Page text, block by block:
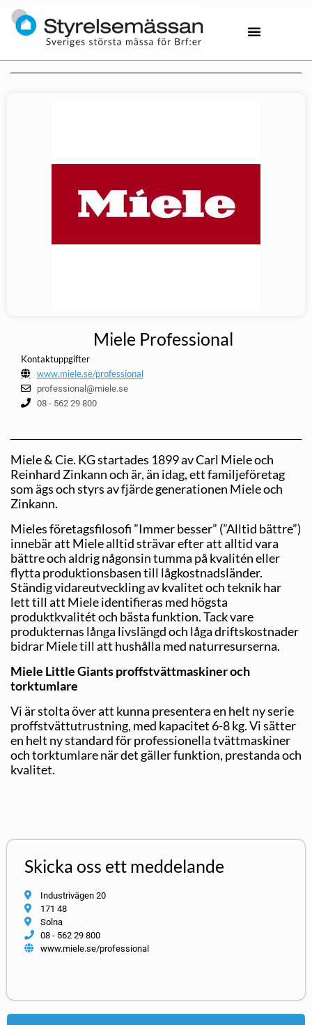
Miele Professional
Kontaktuppgifter
www.miele.se/professional
professional@miele.se
08 - 562 29 800
Miele & Cie. KG startades 1899 av Carl Miele och
Reinhard Zinkann och är, än idag, ett familjeföretag
som ägs och styrs av fjärde generationen Miele och
Zinkann.
Mieles företagsfilosofi ”Immer besser” (”Alltid bättre”)
innebär att Miele alltid strävar efter att alltid vara
bättre och aldrig någonsin tumma på kvalitén eller
flytta produktionsbasen till lågkostnadsländer.
Ständig vidareutveckling av kvalitet och teknik har
lett till att Miele identifieras med högsta
produktkvalitét och bästa funktion. Tack vare
produkternas långa livslängd och låga driftskostnader
bidrar Miele till att hushålla med naturresurserna.
Miele Little Giants proffstvättmaskiner och
torktumlare
Vi är stolta över att kunna presentera en helt ny serie
proffstvättutrustning, med kapacitet 6-8 kg. Vi sätter
en helt ny standard för professionella tvättmaskiner
och torktumlare när det gäller funktion, prestanda och
kvalitet.
Skicka oss ett meddelande
Industrivägen 20
171 48
Solna
08 - 562 29 800
www.miele.se/professional